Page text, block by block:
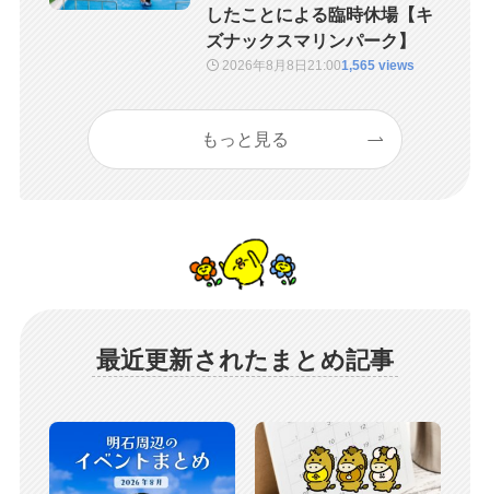
したことによる臨時休場【キ
ズナックスマリンパーク】
2026年8月8日21:001,565 views
もっと見る
最近更新されたまとめ記事